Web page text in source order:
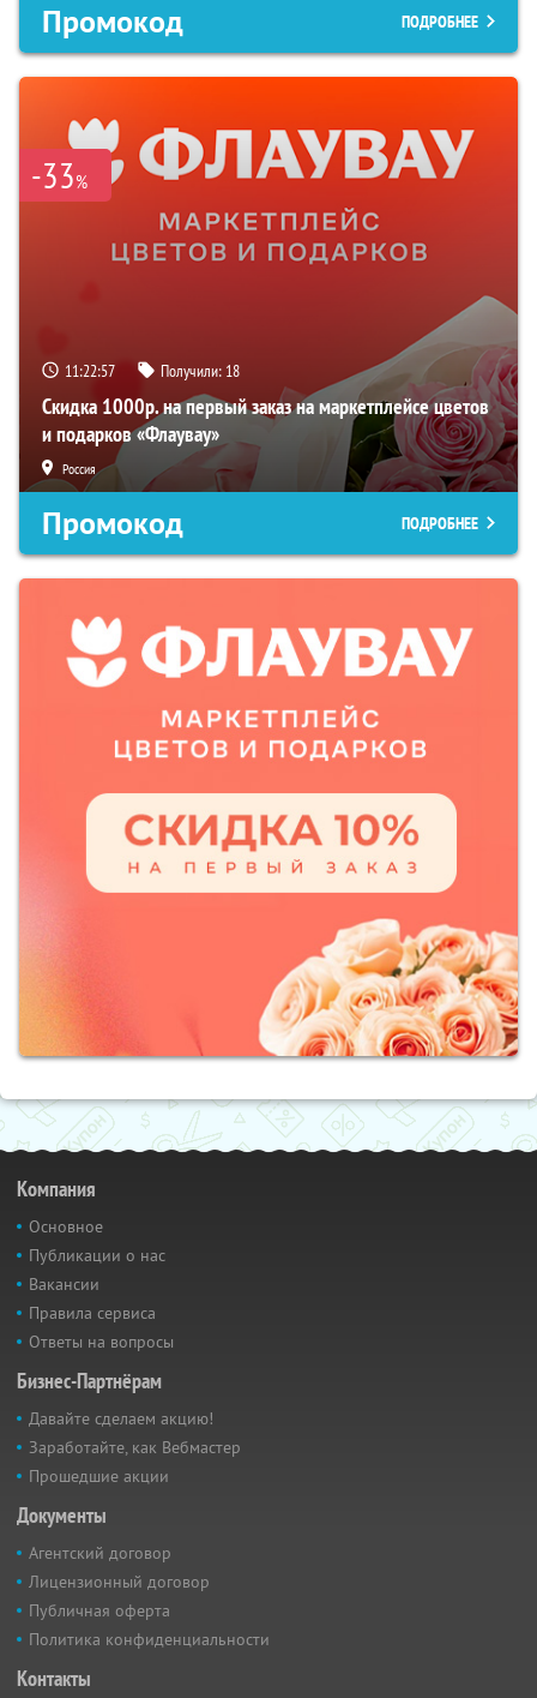
Промокод ПОДРОБНЕЕ
-33%
11:22:56 Получили: 18
Скидка 1000р. на первый заказ на маркетплейсе цветов
и подарков «Флаувау»
Россия
Промокод ПОДРОБНЕЕ
Компания
Основное
Публикации о нас
Вакансии
Правила сервиса
Ответы на вопросы
Бизнес-Партнёрам
Давайте сделаем акцию!
Заработайте, как Вебмастер
Прошедшие акции
Документы
Агентский договор
Лицензионный договор
Публичная оферта
Политика конфиденциальности
Контакты